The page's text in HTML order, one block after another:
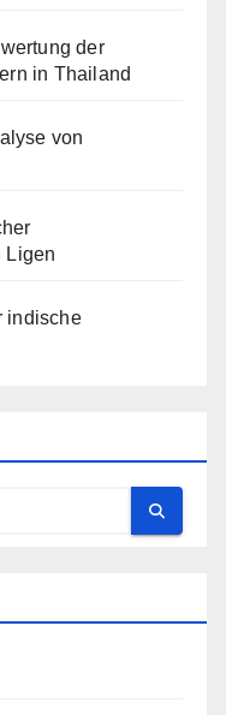
der
in Thailand
von
Ligen
indische